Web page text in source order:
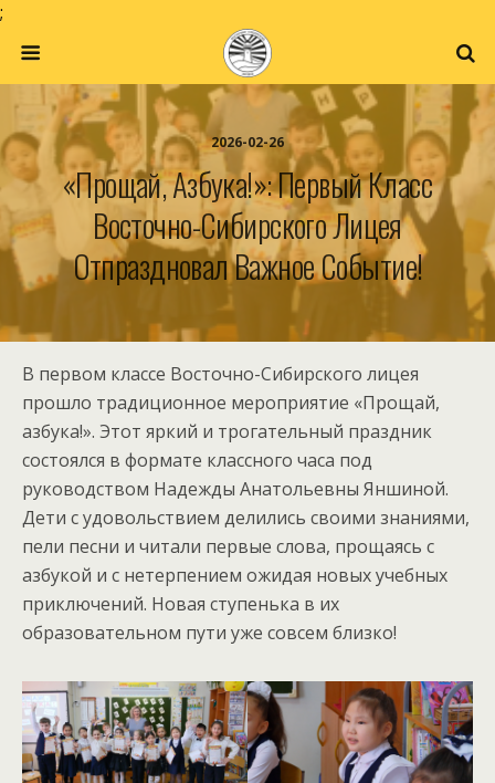
;
2026-02-26
«Прощай, Азбука!»: Первый Класс
Восточно-Сибирского Лицея
Отпраздновал Важное Событие!
В первом классе Восточно-Сибирского лицея
прошло традиционное мероприятие «Прощай,
азбука!». Этот яркий и трогательный праздник
состоялся в формате классного часа под
руководством Надежды Анатольевны Яншиной.
Дети с удовольствием делились своими знаниями,
пели песни и читали первые слова, прощаясь с
азбукой и с нетерпением ожидая новых учебных
приключений. Новая ступенька в их
образовательном пути уже совсем близко!